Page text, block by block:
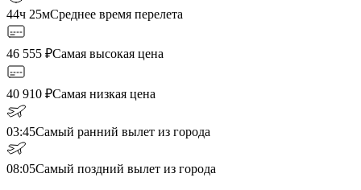
44ч 25мСреднее время перелета
46 555 ₽Самая высокая цена
40 910 ₽Самая низкая цена
03:45Самый ранний вылет из города
08:05Самый поздний вылет из города